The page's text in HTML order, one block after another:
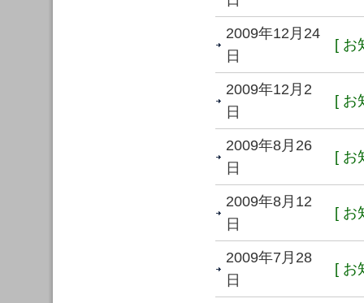
2009年12月24
日
[ お
2009年12月2
日
[ お
2009年8月26
日
[ お
2009年8月12
日
[ お
2009年7月28
日
[ お